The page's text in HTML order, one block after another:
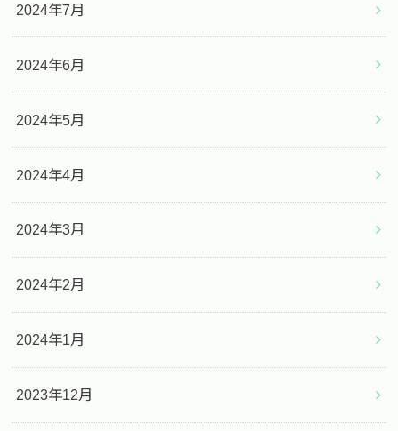
2024年7月
2024年6月
2024年5月
2024年4月
2024年3月
2024年2月
2024年1月
2023年12月